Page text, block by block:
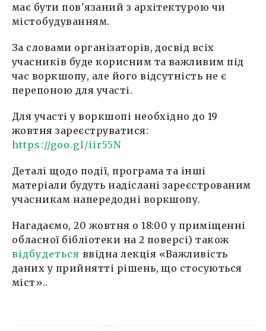
має бути пов'язаний з архітектурою чи
містобудуванням.
За словами організаторів, досвід всіх
учасників буде корисним та важливим під
час воркшопу, але його відсутність не є
перепоною для участі.
Для участі у воркшопі необхідно до 19
жовтня зареєструватися:
https://goo.gl/iir55N
Деталі щодо події, програма та інші
матеріали будуть надіслані зареєстрованим
учасникам напередодні воркшопу.
Нагадаємо, 20 жовтня о 18:00 у приміщенні
обласної бібліотеки на 2 поверсі) також
відбудеться ввідна лекція «Важливість
даних у прийнятті рішень, що стосуються
міст»..